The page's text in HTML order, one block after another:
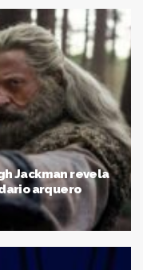
Jackman revela
arquero